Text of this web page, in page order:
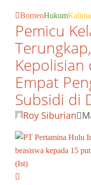
BorneoHukum
Pemicu
Kepolisian
Empat
Subsidi di
Roy Siburian